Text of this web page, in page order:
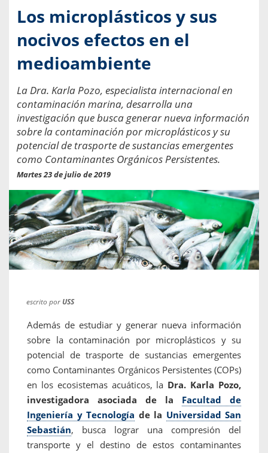
Los microplásticos y sus
nocivos efectos en el
medioambiente
La Dra. Karla Pozo, especialista internacional en
contaminación marina, desarrolla una
investigación que busca generar nueva información
sobre la contaminación por microplásticos y su
potencial de trasporte de sustancias emergentes
como Contaminantes Orgánicos Persistentes.
Martes 23 de julio de 2019
escrito por USS
Además de estudiar y generar nueva información
sobre la contaminación por microplásticos y su
potencial de trasporte de sustancias emergentes
como Contaminantes Orgánicos Persistentes (COPs)
en los ecosistemas acuáticos, la Dra. Karla Pozo,
investigadora asociada de la Facultad de
Ingeniería y Tecnología de la Universidad San
Sebastián, busca lograr una compresión del
transporte y el destino de estos contaminantes